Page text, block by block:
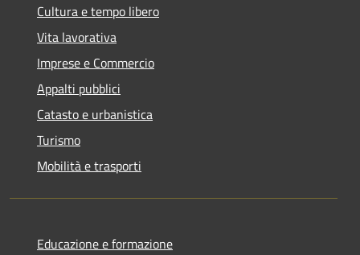
Cultura e tempo libero
Vita lavorativa
Imprese e Commercio
Appalti pubblici
Catasto e urbanistica
Turismo
Mobilità e trasporti
Educazione e formazione